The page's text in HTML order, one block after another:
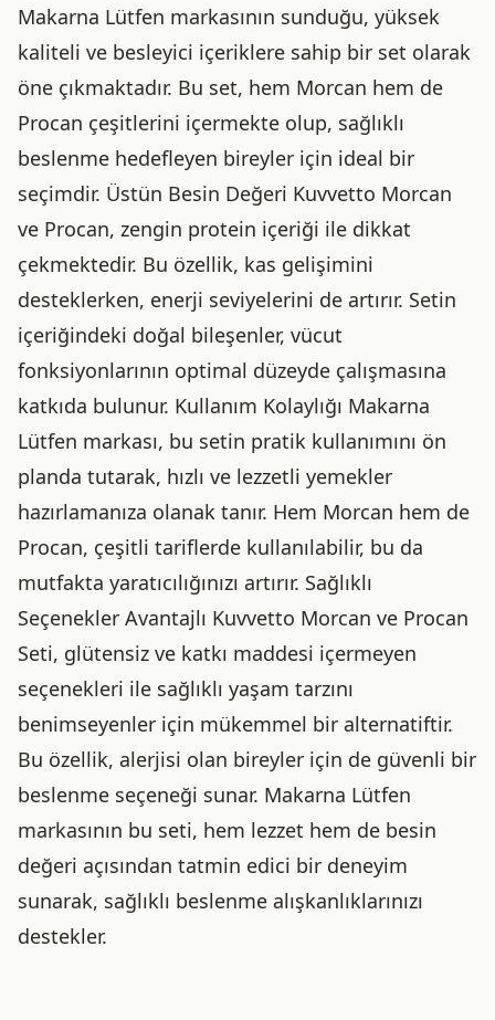
Makarna Lütfen markasının sunduğu, yüksek
kaliteli ve besleyici içeriklere sahip bir set olarak
öne çıkmaktadır. Bu set, hem Morcan hem de
Procan çeşitlerini içermekte olup, sağlıklı
beslenme hedefleyen bireyler için ideal bir
seçimdir. Üstün Besin Değeri Kuvvetto Morcan
ve Procan, zengin protein içeriği ile dikkat
çekmektedir. Bu özellik, kas gelişimini
desteklerken, enerji seviyelerini de artırır. Setin
içeriğindeki doğal bileşenler, vücut
fonksiyonlarının optimal düzeyde çalışmasına
katkıda bulunur. Kullanım Kolaylığı Makarna
Lütfen markası, bu setin pratik kullanımını ön
planda tutarak, hızlı ve lezzetli yemekler
hazırlamanıza olanak tanır. Hem Morcan hem de
Procan, çeşitli tariflerde kullanılabilir, bu da
mutfakta yaratıcılığınızı artırır. Sağlıklı
Seçenekler Avantajlı Kuvvetto Morcan ve Procan
Seti, glütensiz ve katkı maddesi içermeyen
seçenekleri ile sağlıklı yaşam tarzını
benimseyenler için mükemmel bir alternatiftir.
Bu özellik, alerjisi olan bireyler için de güvenli bir
beslenme seçeneği sunar. Makarna Lütfen
markasının bu seti, hem lezzet hem de besin
değeri açısından tatmin edici bir deneyim
sunarak, sağlıklı beslenme alışkanlıklarınızı
destekler.